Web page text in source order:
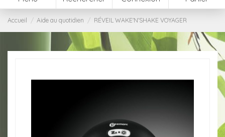
Accueil Aide au quotidien RÉVEIL WAKE'N'SHAKE VOYAGER